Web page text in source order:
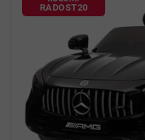
Rozměry110 x 69 x
RADOST20